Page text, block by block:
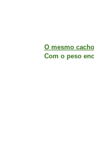
O mesmo
Com o peso